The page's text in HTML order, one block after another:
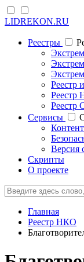
LIDREKON.RU
Реестры
Реестр
Реестр
Cервисы
Версия
Скрипты
О проекте
Главная
Реестр НКО